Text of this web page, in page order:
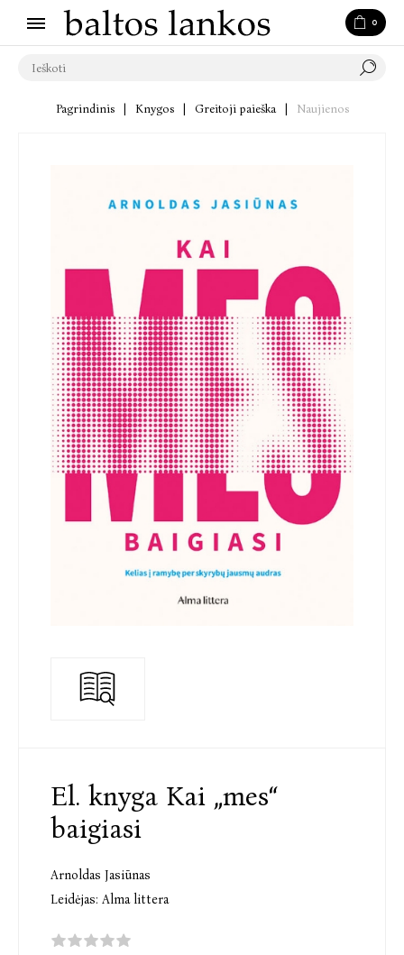
0
Pagrindinis Knygos Greitoji paieška Naujienos
El. knyga Kai „mes“
baigiasi
Arnoldas Jasiūnas
Leidėjas: Alma littera